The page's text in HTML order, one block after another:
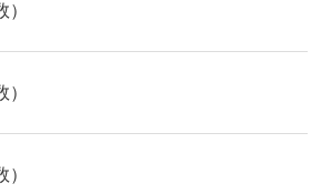
）
）
）